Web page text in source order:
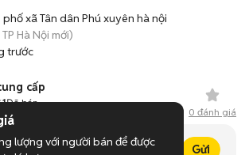
xã Tân dân Phú xuyên hà nội
Hà Nội mới)
trước
cấp
15 ngày trước
1Đã bán
0 đánh giá
Gửi
lượng với người bán để được